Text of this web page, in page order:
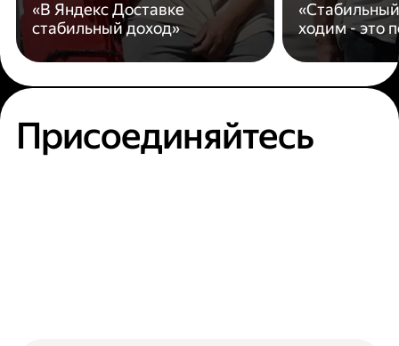
«В Яндекс Доставке
стабильный доход»
ходим - это
Присоединяйтесь